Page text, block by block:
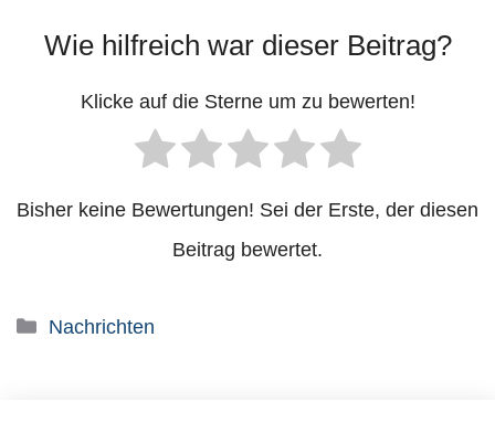
Wie hilfreich war dieser Beitrag?
Klicke auf die Sterne um zu bewerten!
Bisher keine Bewertungen! Sei der Erste, der diesen
Beitrag bewertet.
Kategorien
Nachrichten